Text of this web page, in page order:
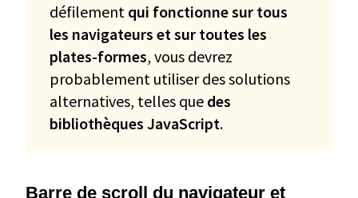
défilement qui fonctionne sur tous
les navigateurs et sur toutes les
plates-formes, vous devrez
probablement utiliser des solutions
alternatives, telles que des
bibliothèques JavaScript.
Barre de scroll du navigateur et